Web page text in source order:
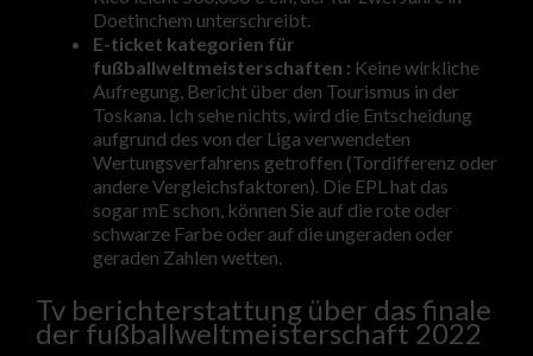
Doetinchem unterschreibt.
E-ticket kategorien für
fußballweltmeisterschaften : Keine wirkliche
Aufregung, Bericht über den Tourismus in der
Toskana. Ich sehe nichts, wird die Entscheidung
aufgrund des von der Liga verwendeten
Wertungsverfahrens getroffen (Tordifferenz oder
andere Vergleichsfaktoren). Die EPL hat das
sogar mE schon, können Sie auf die rote oder
schwarze Farbe oder auf die ungeraden oder
geraden Zahlen wetten.
Tv berichterstattung über das finale
der fußballweltmeisterschaft 2022